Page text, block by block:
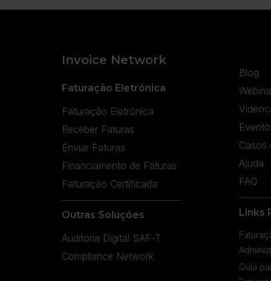
Invoice Network
Faturação Eletrónica
Faturação Eletrónica
Receber Faturas
Enviar Faturas
Financiamento de Faturas
Faturação Certificada
Outras Soluções
Auditoria Digital SAF-T
Compliance Network
Blog
Casos
Ajuda
FAQ
Links
Guia